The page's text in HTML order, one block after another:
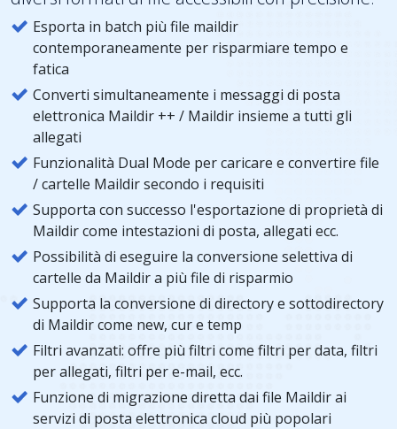
Esporta in batch più file maildir
contemporaneamente per risparmiare tempo e
fatica
Converti simultaneamente i messaggi di posta
elettronica Maildir ++ / Maildir insieme a tutti gli
allegati
Funzionalità Dual Mode per caricare e convertire file
/ cartelle Maildir secondo i requisiti
Supporta con successo l'esportazione di proprietà di
Maildir come intestazioni di posta, allegati ecc.
Possibilità di eseguire la conversione selettiva di
cartelle da Maildir a più file di risparmio
Supporta la conversione di directory e sottodirectory
di Maildir come new, cur e temp
Filtri avanzati: offre più filtri come filtri per data, filtri
per allegati, filtri per e-mail, ecc.
Funzione di migrazione diretta dai file Maildir ai
servizi di posta elettronica cloud più popolari